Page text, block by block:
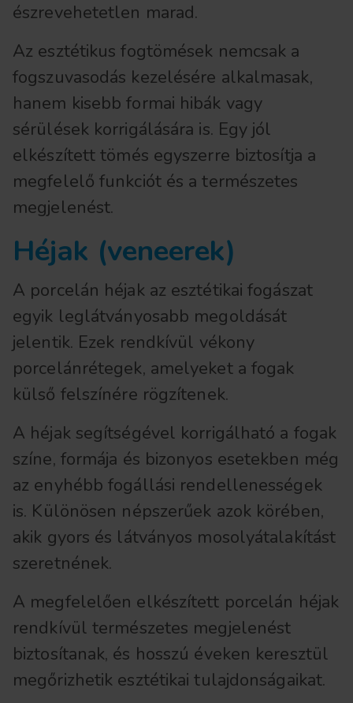
észrevehetetlen marad.
Az esztétikus fogtömések nemcsak a
fogszuvasodás kezelésére alkalmasak,
hanem kisebb formai hibák vagy
sérülések korrigálására is. Egy jól
elkészített tömés egyszerre biztosítja a
megfelelő funkciót és a természetes
megjelenést.
Héjak (veneerek)
A porcelán héjak az esztétikai fogászat
egyik leglátványosabb megoldását
jelentik. Ezek rendkívül vékony
porcelánrétegek, amelyeket a fogak
külső felszínére rögzítenek.
A héjak segítségével korrigálható a fogak
színe, formája és bizonyos esetekben még
az enyhébb fogállási rendellenességek
is. Különösen népszerűek azok körében,
akik gyors és látványos mosolyátalakítást
szeretnének.
A megfelelően elkészített porcelán héjak
rendkívül természetes megjelenést
biztosítanak, és hosszú éveken keresztül
megőrizhetik esztétikai tulajdonságaikat.